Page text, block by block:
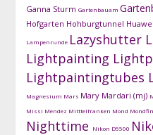
Ganna Sturm Gartenbauam
Hofgarten Hohburgtunnel
Lampenrunde Lazyshutter
Lightpainting
Lightpaintingtubes
Magnesium Mars Mary Mardari (mj)
Missi Mendez Mitttelfranken Mond
Nighttime Nikon D5500